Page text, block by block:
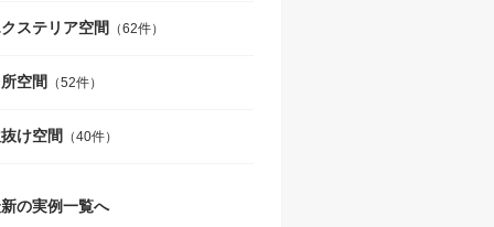
ステリア空間 （62件）
空間 （52件）
け空間 （40件）
の実例一覧へ